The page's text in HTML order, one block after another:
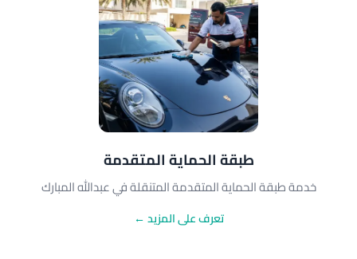
طبقة الحماية المتقدمة
خدمة طبقة الحماية المتقدمة المتنقلة في عبدالله المبارك
تعرف على المزيد ←